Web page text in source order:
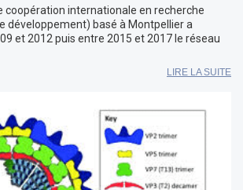
coopération internationale en recherche
développement) basé à Montpellier a
et 2012 puis entre 2015 et 2017 le réseau
LIRE LA SUITE